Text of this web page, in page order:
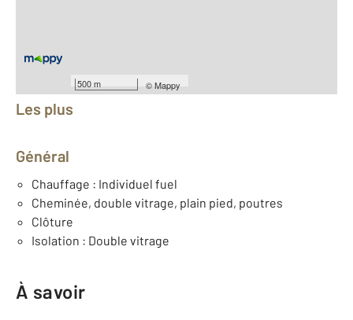
500 m ©Mappy
Équipements
Les plus
Général
Chauffage : Individuel fuel
Cheminée, double vitrage, plain pied, poutres
Clôture
Isolation : Double vitrage
À savoir